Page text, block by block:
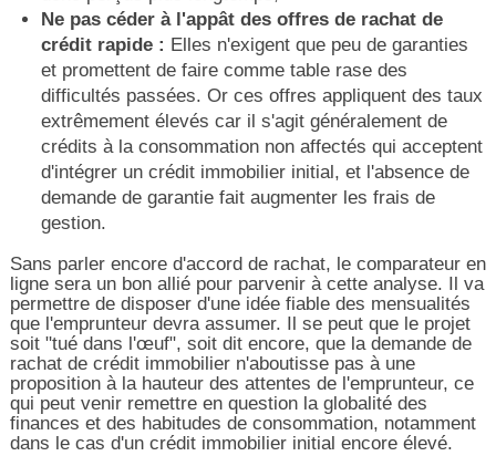
Ne pas céder à l'appât des offres de rachat de
crédit rapide : Elles n'exigent que peu de garanties
et promettent de faire comme table rase des
difficultés passées. Or ces offres appliquent des taux
extrêmement élevés car il s'agit généralement de
crédits à la consommation non affectés qui acceptent
d'intégrer un crédit immobilier initial, et l'absence de
demande de garantie fait augmenter les frais de
gestion.
Sans parler encore d'accord de rachat, le comparateur en
ligne sera un bon allié pour parvenir à cette analyse. Il va
permettre de disposer d'une idée fiable des mensualités
que l'emprunteur devra assumer. Il se peut que le projet
soit "tué dans l'œuf", soit dit encore, que la demande de
rachat de crédit immobilier n'aboutisse pas à une
proposition à la hauteur des attentes de l'emprunteur, ce
qui peut venir remettre en question la globalité des
finances et des habitudes de consommation, notamment
dans le cas d'un crédit immobilier initial encore élevé.